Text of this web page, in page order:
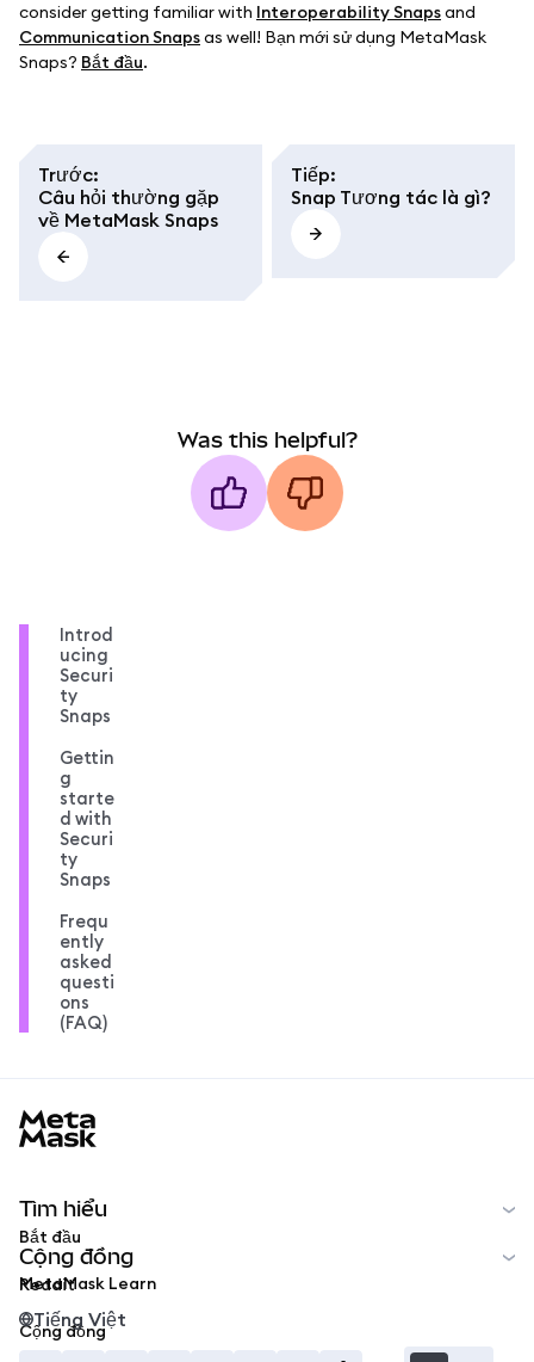
consider getting familiar with Interoperability Snapsand
Communication Snapsas well! Bạn mới sử dụng MetaMask
Snaps? Bắt đầu.
Trước:
Câu hỏi thường gặp
về MetaMask Snaps
Tiếp:
Snap Tương tác là gì?
Was this helpful?
Introd
ucing
Securi
ty
Snaps
Gettin
g
starte
d with
Securi
ty
Snaps
Frequ
ently
asked
questi
ons
(FAQ)
Tìm hiểu
Bắt đầu
MetaMask Learn
Cộng đồng
Reddit
Cộng đồng
Tiếng Việt